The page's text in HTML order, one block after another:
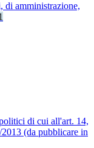
amministrazione,
di cui all'art. 14,
(da pubblicare in